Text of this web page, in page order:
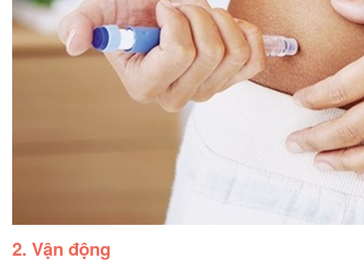
2. Vận động